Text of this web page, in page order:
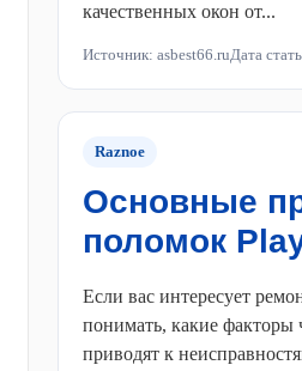
качественных окон от...
Источник: asbest66.ruДата
Raznoe
Основные
поломок
Если вас интересует
понимать, какие факторы
приводят к